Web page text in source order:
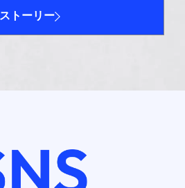
ストーリー